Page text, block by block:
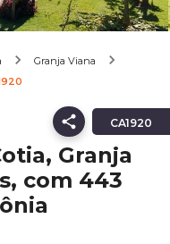
Granja Viana
CA1920
Granja
com 443